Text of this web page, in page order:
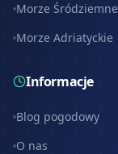
Morze Śródziemne
Morze Adriatyckie
Informacje
Blog pogodowy
O nas